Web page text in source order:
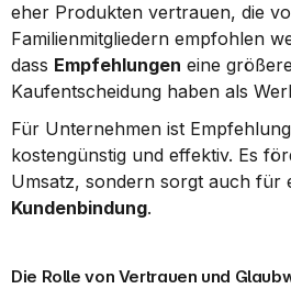
eher Produkten vertrauen, die
Familienmitgliedern empfohlen
dass Empfehlungen eine
Kaufentscheidung haben als
Für Unternehmen ist
kostengünstig und effektiv. Es
Umsatz, sondern sorgt auch für
Kundenbindung.
Die Rolle von Vertrauen und